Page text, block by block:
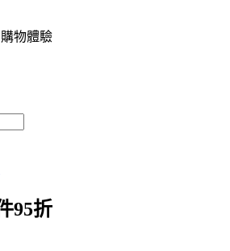
物體驗
95折